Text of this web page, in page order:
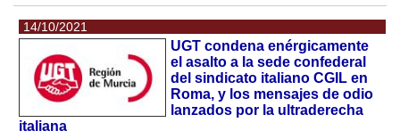
14/10/2021
UGT condena enérgicamente
el asalto a la sede confederal
del sindicato italiano CGIL en
Roma, y los mensajes de odio
lanzados por la ultraderecha
italiana